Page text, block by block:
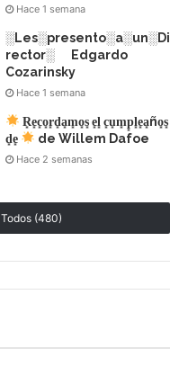
Hace 1 semana
░Les░presento░a░un░Di
rector░ Edgardo
Cozarinsky
Hace 1 semana
R͙e͙c͙o͙r͙d͙a͙m͙o͙s͙ e͙l͙ c͙u͙m͙p͙l͙e͙a͙ño͙s͙
d͙e͙
de Willem Dafoe
Hace 2 semanas
Todos (480)